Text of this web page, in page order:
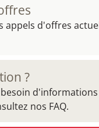
appels d'offres
?
besoin
nos FAQ.